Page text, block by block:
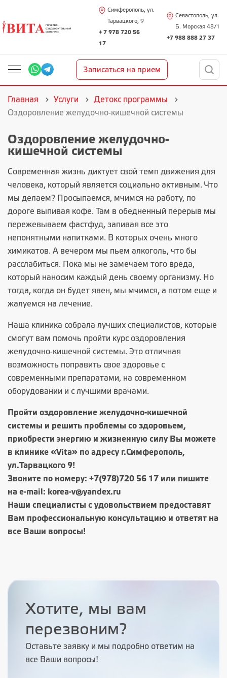
Симферополь, ул.
Тарвацкого, 9
+ 7 978 720 56
17
Севастополь, ул.
Б. Морская 48/1
+7 988 888 27 37
Записаться на прием
Главная Услуги
Детокс программы
Оздоровление желудочно-кишечной системы
Оздоровление желудочно-
кишечной системы
Современная жизнь диктует свой темп движения для
человека, который является социально активным. Что
мы делаем? Просыпаемся, мчимся на работу, по
дороге выпивая кофе. Там в обедненный перерыв мы
пережевываем фастфуд, запивая все это
непонятными напитками. В которых очень много
химикатов. А вечером мы пьем алкоголь, что бы
расслабиться. Пока мы не замечаем того вреда,
который наносим каждый день своему организму. Но
тогда, когда он будет явен, мы мчимся, а потом еще и
жалуемся на лечение.
Наша клиника собрала лучших специалистов, которые
смогут вам помочь пройти курс оздоровления
желудочно-кишечной системы. Это отличная
возможность поправить свое здоровье с
современными препаратами, на современном
оборудовании и с лучшими врачами.
Пройти оздоровление желудочно-кишечной
системы и решить проблемы со здоровьем,
приобрести энергию и жизненную силу Вы можете
в клинике «Vita» по адресу г.Симферополь,
ул.Тарвацкого 9!
Звоните по номеру: +7(978)720 56 17 или пишите
на e-mail: korea-v@yandex.ru
Наши специалисты с удовольствием предоставят
Вам профессиональную консультацию и ответят на
все Ваши вопросы!
Хотите, мы вам
перезвоним?
Оставьте заявку и мы подробно ответим на
все Ваши вопросы!